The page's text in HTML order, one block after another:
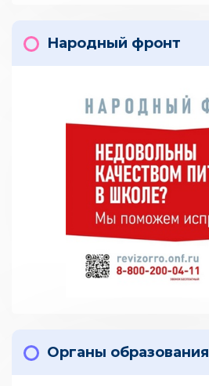
Народный фронт
Органы образования